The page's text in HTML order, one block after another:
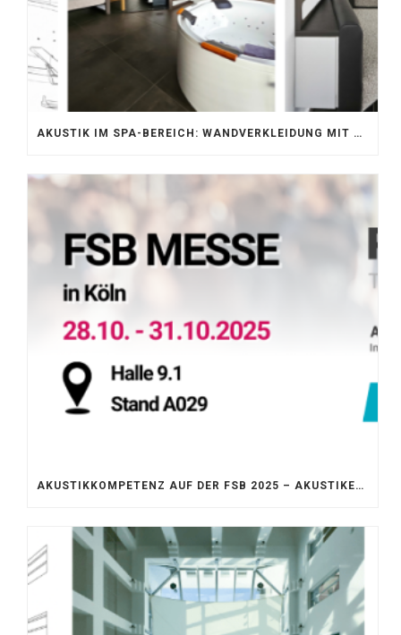
AKUSTIK IM SPA-BEREICH: WANDVERKLEIDUNG MIT SILENTPROTECT CORE
AKUSTIKKOMPETENZ AUF DER FSB 2025 – AKUSTIKELEMENTE FÜR DIE LEBENSRÄUME VON MORGEN